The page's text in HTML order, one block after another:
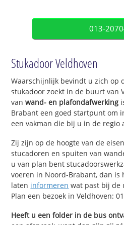
013-
Stukadoor Veldhoven
Waarschijnlijk bevindt u zich op
stukadoor zoekt in de buurt van
vanwand- en plafondafwerking
Brabant een goed startpunt om
een vakman die bij u in de regio
Zij zijn op de hoogte van de
stucadoren en spuiten van
u van plan bent
voeren in Noord-Brabant, dan is
laten informeren wat past bij de
Plan een bezoek in Veldhoven:
Heeft u een folder in de bus